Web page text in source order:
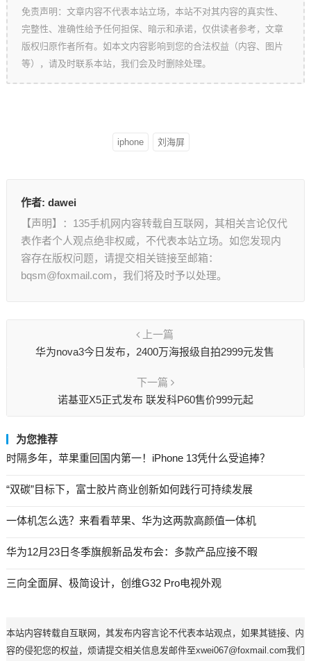
免责声明：文章内容不代表本站立场，本站不对其内容的真实性、
完整性、准确性给予任何担保、暗示和承诺，仅供读者参考，文章
版权归原作者所有。如本文内容影响到您的合法权益（内容、图片
等），请及时联系本站，我们会及时删除处理。
iphone 刘海屏
作者: dawei
【声明】：135手机网内容转载自互联网，其相关言论仅代
表作者个人观点绝非权威，不代表本站立场。如您发现内
容存在版权问题，请提交相关链接至邮箱：
bqsm@foxmail.com，我们将及时予以处理。
上一篇
华为nova3今日发布，2400万海报级自拍2999元发售
下一篇
诺基亚X5正式发布 联发科P60售价999元起
为您推荐
时隔多年，苹果重回国内第一！iPhone 13凭什么受追捧？
“双碳”目标下，富士胶片商业创新如何践行可持续发展
一体机怎么选？来看看苹果、华为这两款高颜值一体机
华为12月23日冬季旗舰新品发布会：多款产品应接不暇
三向全面屏、极简设计，创维G32 Pro电视外观
本站内容转载自互联网，其发布内容言论不代表本站观点，如果其链接、内
容的侵犯您的权益，烦请提交相关信息发邮件至xwei067@foxmail.com我们